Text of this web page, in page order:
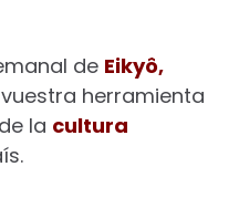
de Eikyô,
herramienta
la cultura